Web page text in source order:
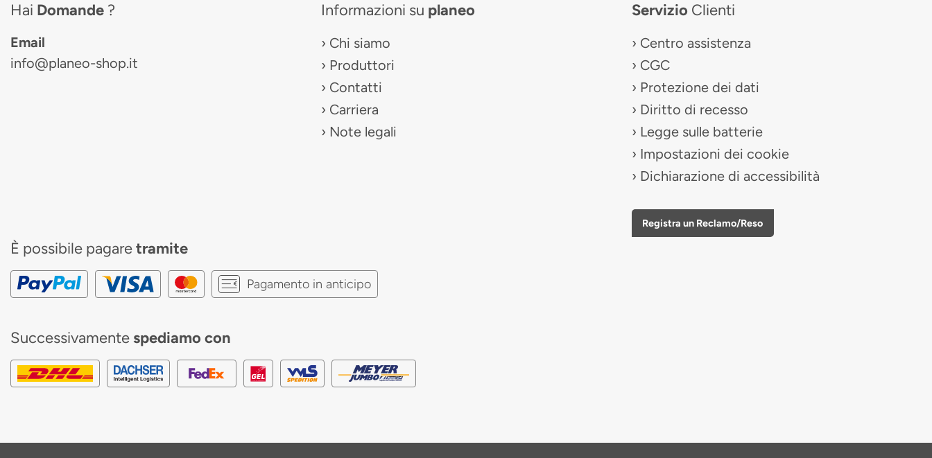
Hai Domande ?
Email
info@planeo-shop.it
Informazioni su planeo
Chi siamo
Produttori
Contatti
Carriera
Note legali
Servizio Clienti
Centro assistenza
CGC
Protezione dei dati
Diritto di recesso
Legge sulle batterie
Impostazioni dei cookie
Dichiarazione di accessibilità
Registra un Reclamo/Reso
È possibile pagaretramite
Pagamento in anticipo
Successivamente spediamo con